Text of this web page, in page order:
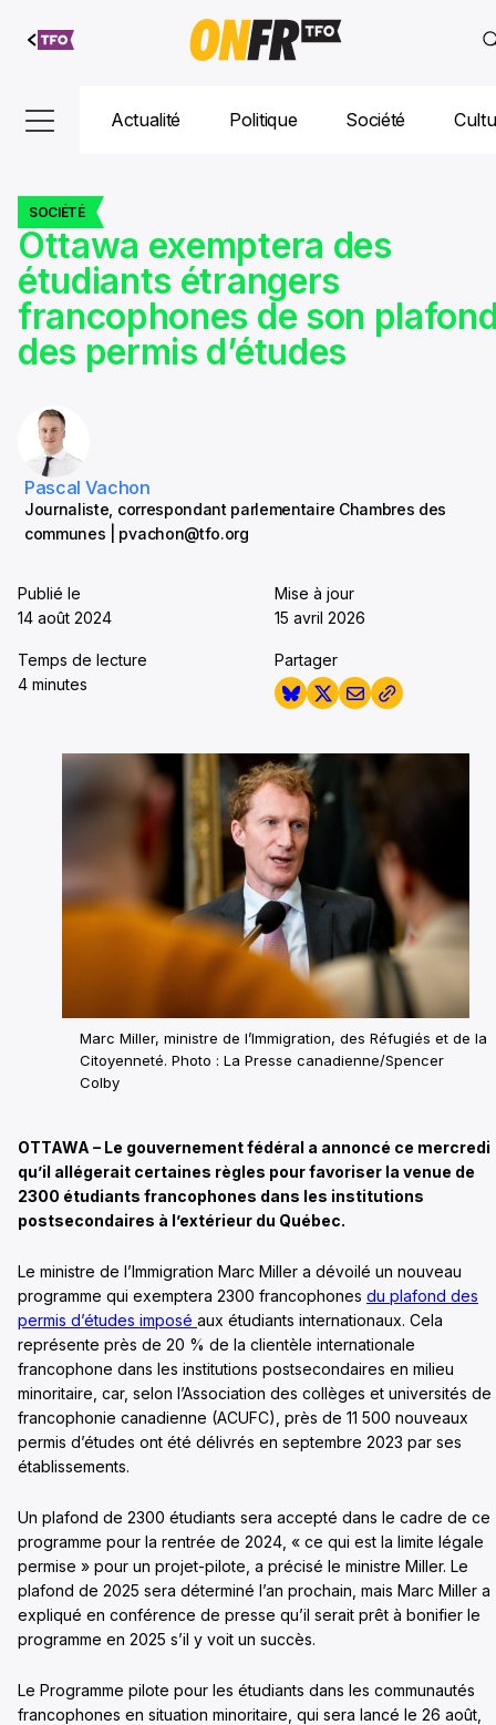
Aller au
contenu
Actualité Politique Société
SOCIÉTÉ
Ottawa exemptera des
étudiants étrangers
francophones de son
des permis d’études
Pascal Vachon
Journaliste, correspondant parlementaire Chambres des
communes | pvachon@tfo.org
Publié le
14 août 2024
Mise à jour
15 avril 2026
Temps de lecture
4 minutes
Partager
Marc Miller, ministre de l’Immigration, des Réfugiés et de la
Citoyenneté. Photo : La Presse canadienne/Spencer
Colby
OTTAWA – Le gouvernement fédéral a annoncé ce mercredi
qu’il allégerait certaines règles pour favoriser la venue de
2300 étudiants francophones dans les institutions
postsecondaires à l’extérieur du Québec.
Le ministre de l’Immigration Marc Miller a dévoilé un nouveau
programme qui exemptera 2300 francophones du plafond des
permis d’études imposé aux étudiants internationaux. Cela
représente près de 20 % de la clientèle internationale
francophone dans les institutions postsecondaires en milieu
minoritaire, car, selon l’Association des collèges et universités de
francophonie canadienne (ACUFC), près de 11 500 nouveaux
permis d’études ont été délivrés en septembre 2023 par ses
établissements.
Un plafond de 2300 étudiants sera accepté dans le cadre de ce
programme pour la rentrée de 2024, « ce qui est la limite légale
permise » pour un projet-pilote, a précisé le ministre Miller. Le
plafond de 2025 sera déterminé l’an prochain, mais Marc Miller a
expliqué en conférence de presse qu’il serait prêt à bonifier le
programme en 2025 s’il y voit un succès.
Le Programme pilote pour les étudiants dans les communautés
francophones en situation minoritaire, qui sera lancé le 26 août,